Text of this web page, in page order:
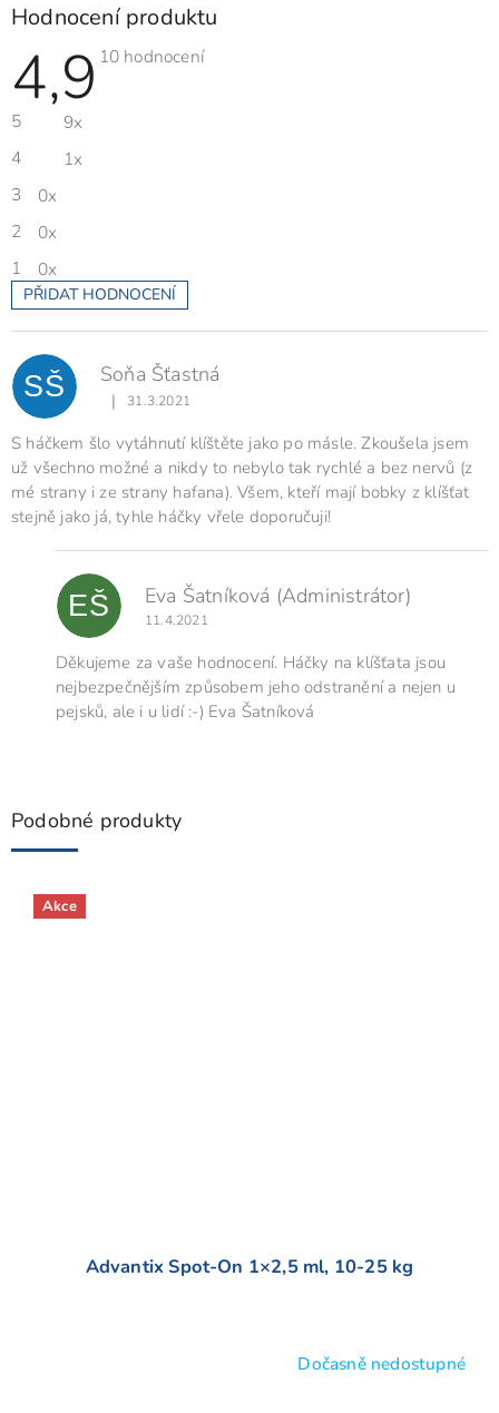
Hodnocení produktu
4,9 Průměrné
10 hodnocení
5
9x
4
1x
3
0x
2
0x
1
0x
PŘIDAT HODNOCENÍ
V
ý
p
i
s
o
d
n
o
c
SŠ Soňa Šťastná
Hodnocení produktu je 5 z 5 hvězdiček.
| 31.3.2021
S háčkem šlo vytáhnutí klíštěte jako po másle. Zkoušela jsem
už všechno možné a nikdy to nebylo tak rychlé a bez nervů (z
mé strany i ze strany hafana). Všem, kteří mají bobky z klíšťat
stejně jako já, tyhle háčky vřele doporučuji!
EŠ Eva Šatníková (Administrátor)
11.4.2021
Děkujeme za vaše hodnocení. Háčky na klíšťata jsou
nejbezpečnějším způsobem jeho odstranění a nejen u
pejsků, ale i u lidí :-) Eva Šatníková
Podobné produkty
Akce
Advantix Spot-On 1×2,5 ml, 10-25 kg
Dočasně nedostupné